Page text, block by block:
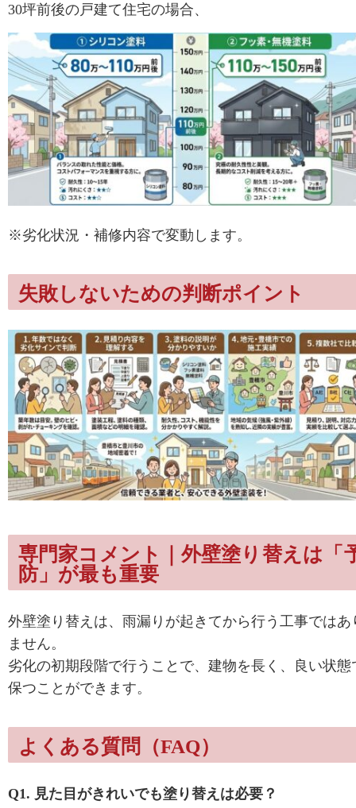
30坪前後の戸建て住宅の場合、
※劣化状況・補修内容で変動します。
失敗しないための判断ポイント
専門家コメント｜外壁塗り替えは「
防」が最も重要
外壁塗り替えは、 雨漏りが起きてから行う工事ではあ
ません。
劣化の初期段階で行うことで、 建物を長く、良い状態
保つことができます。
よくある質問（FAQ）
Q1. 見た目がきれいでも塗り替えは必要？